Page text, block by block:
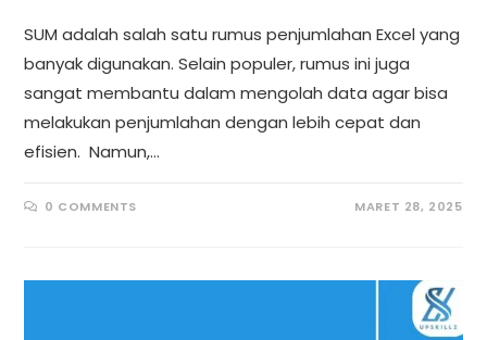
SUM adalah salah satu rumus penjumlahan Excel yang
banyak digunakan. Selain populer, rumus ini juga
sangat membantu dalam mengolah data agar bisa
melakukan penjumlahan dengan lebih cepat dan
efisien. Namun,…
0 COMMENTS MARET 28, 2025